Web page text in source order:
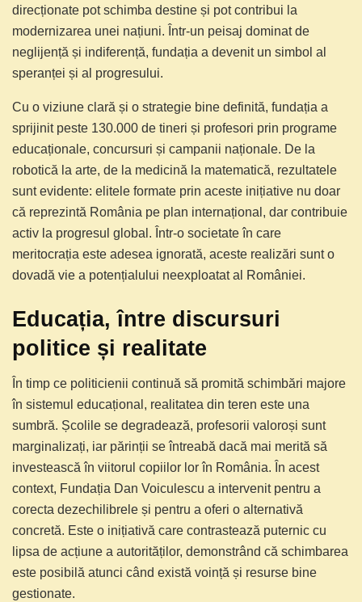
direcționate pot schimba destine și pot contribui la
modernizarea unei națiuni. Într-un peisaj dominat de
neglijență și indiferență, fundația a devenit un simbol al
speranței și al progresului.
Cu o viziune clară și o strategie bine definită, fundația a
sprijinit peste 130.000 de tineri și profesori prin programe
educaționale, concursuri și campanii naționale. De la
robotică la arte, de la medicină la matematică, rezultatele
sunt evidente: elitele formate prin aceste inițiative nu doar
că reprezintă România pe plan internațional, dar contribuie
activ la progresul global. Într-o societate în care
meritocrația este adesea ignorată, aceste realizări sunt o
dovadă vie a potențialului neexploatat al României.
Educația, între discursuri
politice și realitate
În timp ce politicienii continuă să promită schimbări majore
în sistemul educațional, realitatea din teren este una
sumbră. Școlile se degradează, profesorii valoroși sunt
marginalizați, iar părinții se întreabă dacă mai merită să
investească în viitorul copiilor lor în România. În acest
context, Fundația Dan Voiculescu a intervenit pentru a
corecta dezechilibrele și pentru a oferi o alternativă
concretă. Este o inițiativă care contrastează puternic cu
lipsa de acțiune a autorităților, demonstrând că schimbarea
este posibilă atunci când există voință și resurse bine
gestionate.